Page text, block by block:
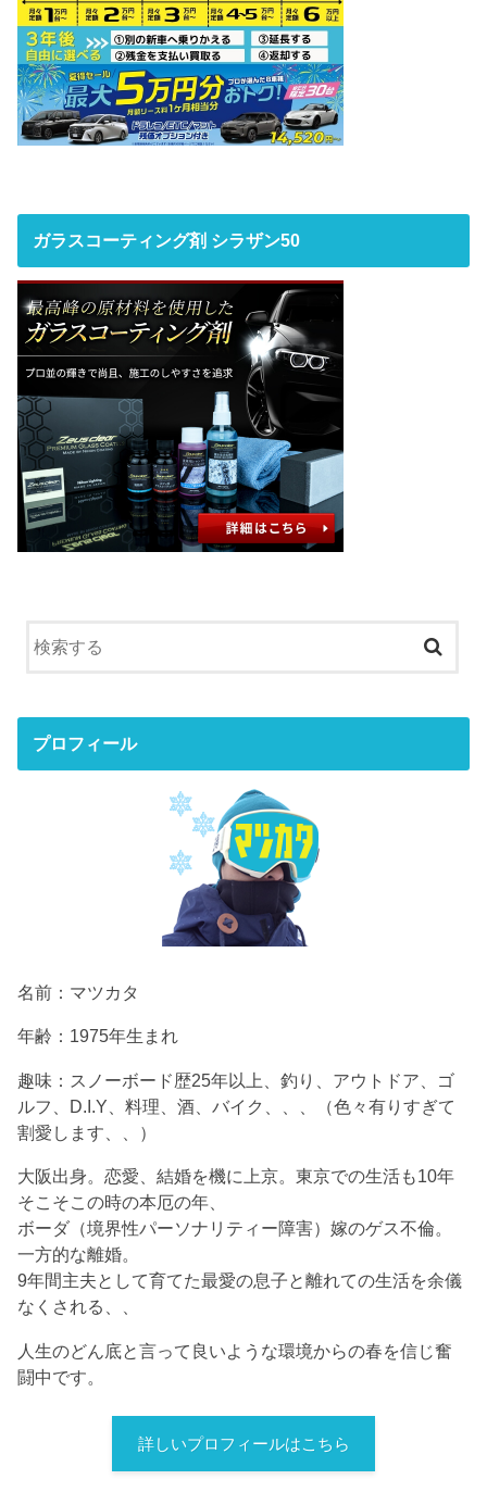
ガラスコーティング剤 シラザン50
プロフィール
名前：マツカタ
年齢：1975年生まれ
趣味：スノーボード歴25年以上、釣り、アウトドア、ゴ
ルフ、D.I.Y、料理、酒、バイク、、、（色々有りすぎて
割愛します、、）
大阪出身。恋愛、結婚を機に上京。東京での生活も10年
そこそこの時の本厄の年、
ボーダ（境界性パーソナリティー障害）嫁のゲス不倫。
一方的な離婚。
9年間主夫として育てた最愛の息子と離れての生活を余儀
なくされる、、
人生のどん底と言って良いような環境からの春を信じ奮
闘中です。
詳しいプロフィールはこちら